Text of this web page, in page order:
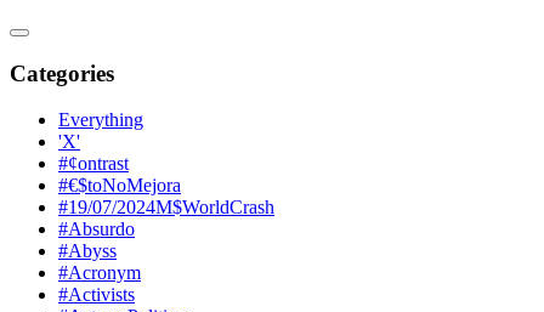
Categories
Everything
'X'
#¢ontrast
#€$toNoMejora
#19/07/2024M$WorldCrash
#Absurdo
#Abyss
#Acronym
#Activists